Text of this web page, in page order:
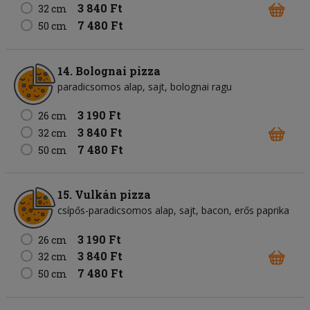
32 cm 3 840 Ft
50 cm 7 480 Ft
14. Bolognai pizza
paradicsomos alap sajt bolognai ragu
26 cm 3 190 Ft
32 cm 3 840 Ft
50 cm 7 480 Ft
15. Vulkán pizza
csípős-paradicsomos alap sajt bacon erős paprika
26 cm 3 190 Ft
32 cm 3 840 Ft
50 cm 7 480 Ft